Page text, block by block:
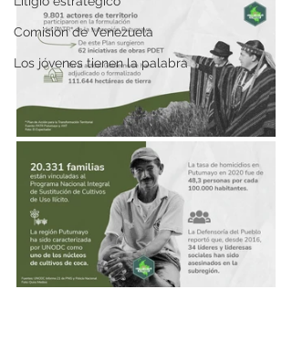
Comisión de Venezuela
Los jóvenes tienen la palabra